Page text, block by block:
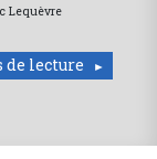
Lequèvre
de lecture